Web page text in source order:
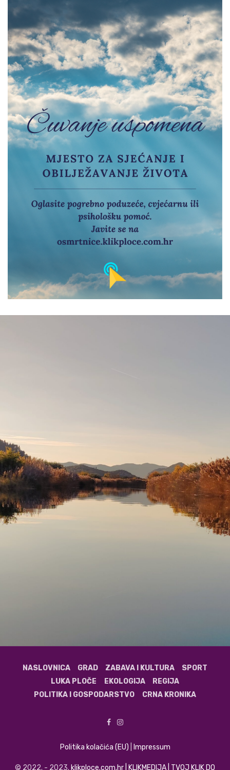
NASLOVNICA GRAD ZABAVA I KULTURA
SPORT
LUKA PLOČE
EKOLOGIJA
REGIJA
POLITIKA I GOSPODARSTVO
CRNA KRONIKA
Politika kolačića (EU) Impressum
© 2022. - 2023. klikploce.com.hr | KLIKMEDIJA | TVOJ KLIK DO